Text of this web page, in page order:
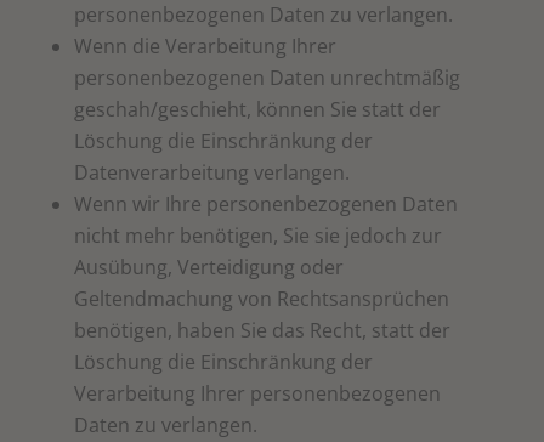
personenbezogenen Daten zu verlangen.
Wenn die Verarbeitung Ihrer
personenbezogenen Daten unrechtmäßig
geschah/geschieht, können Sie statt der
Löschung die Einschränkung der
Datenverarbeitung verlangen.
Wenn wir Ihre personenbezogenen Daten
nicht mehr benötigen, Sie sie jedoch zur
Ausübung, Verteidigung oder
Geltendmachung von Rechtsansprüchen
benötigen, haben Sie das Recht, statt der
Löschung die Einschränkung der
Verarbeitung Ihrer personenbezogenen
Daten zu verlangen.